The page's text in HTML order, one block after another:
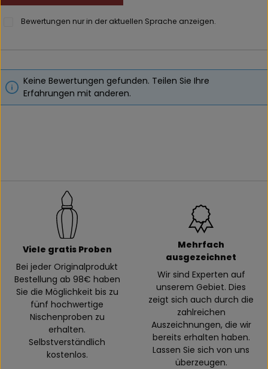
Bewertungen nur in der aktuellen Sprache anzeigen.
Keine Bewertungen gefunden. Teilen Sie Ihre
Erfahrungen mit anderen.
Viele gratis Proben
Bei jeder Originalprodukt
Bestellung ab 98€ haben
Sie die Möglichkeit bis zu
fünf hochwertige
Nischenproben zu
erhalten.
Selbstverständlich
kostenlos.
Mehrfach
ausgezeichnet
Wir sind Experten auf
unserem Gebiet. Dies
zeigt sich auch durch die
zahlreichen
Auszeichnungen, die wir
bereits erhalten haben.
Lassen Sie sich von uns
überzeugen.